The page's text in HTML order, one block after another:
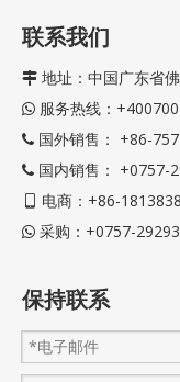
联系我们
 地址：中国广东省
 服务热线：
 国外销售： +86-
 国内销售： +0757-
 电商：+86-
 采购：+0757-
保持联系